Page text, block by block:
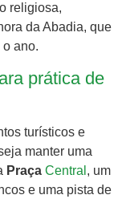
religiosa,
da Abadia, que
ano.
prática de
turísticos e
manter uma
Praça Central , um
e uma pista de